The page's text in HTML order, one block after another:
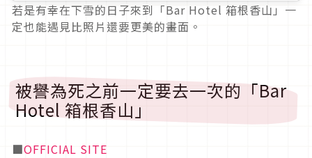
若是有幸在下雪的日子來到「Bar Hotel 箱根香山」一
定也能遇見比照片還要更美的畫面。
被譽為死之前一定要去一次的「Bar
Hotel 箱根香山」
■OFFICIAL SITE